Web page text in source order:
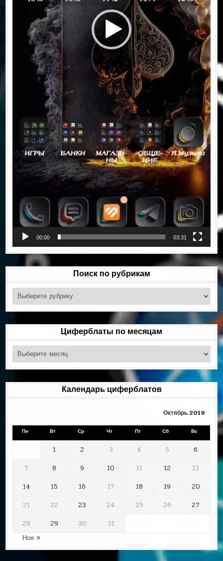
00:00 03:31
Поиск по рубрикам
Поиск
рубрикам
Циферблаты по месяцам
Циферблаты
месяцам
Календарь циферблатов
Октябрь 2019
Пн Вт Ср Чт Пт Сб Вс
1 2 3 4 5
6
7
8 9 10 11 12
13
14
15 16 17 18 19
20
21
22 23 24 25 26
27
28
29 30
31
Ноя »